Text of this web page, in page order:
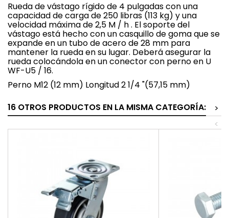
Rueda de vástago rígido de 4 pulgadas con una
capacidad de carga de 250 libras (113 kg) y una
velocidad máxima de 2,5 M / h . El soporte del
vástago está hecho con un casquillo de goma que se
expande en un tubo de acero de 28 mm para
mantener la rueda en su lugar. Deberá asegurar la
rueda colocándola en un conector con perno en U
WF-U5 / 16.
Perno M12 (12 mm) Longitud 2 1/4 "(57,15 mm)
16 OTROS PRODUCTOS EN LA MISMA CATEGORÍA:
>
<